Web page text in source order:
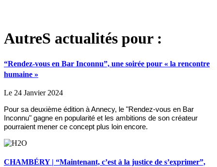
AutreS actualités pour :
“Rendez-vous en Bar Inconnu”, une soirée pour « la rencontre
humaine »
Le 24 Janvier 2024
Pour sa deuxième édition à Annecy, le "Rendez-vous en Bar
Inconnu" gagne en popularité et les ambitions de son créateur
pourraient mener ce concept plus loin encore.
CHAMBÉRY | “Maintenant, c’est à la justice de s’exprimer”,